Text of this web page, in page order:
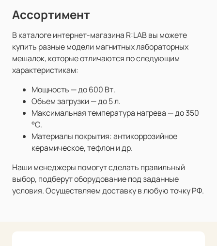
Ассортимент
В каталоге интернет-магазина R:LAB вы можете
купить разные модели магнитных лабораторных
мешалок, которые отличаются по следующим
характеристикам:
Мощность — до 600 Вт.
Объем загрузки — до 5 л.
Максимальная температура нагрева — до 350
°С.
Материалы покрытия: антикоррозийное
керамическое, тефлон и др.
Наши менеджеры помогут сделать правильный
выбор, подберут оборудование под заданные
условия. Осуществляем доставку в любую точку РФ.